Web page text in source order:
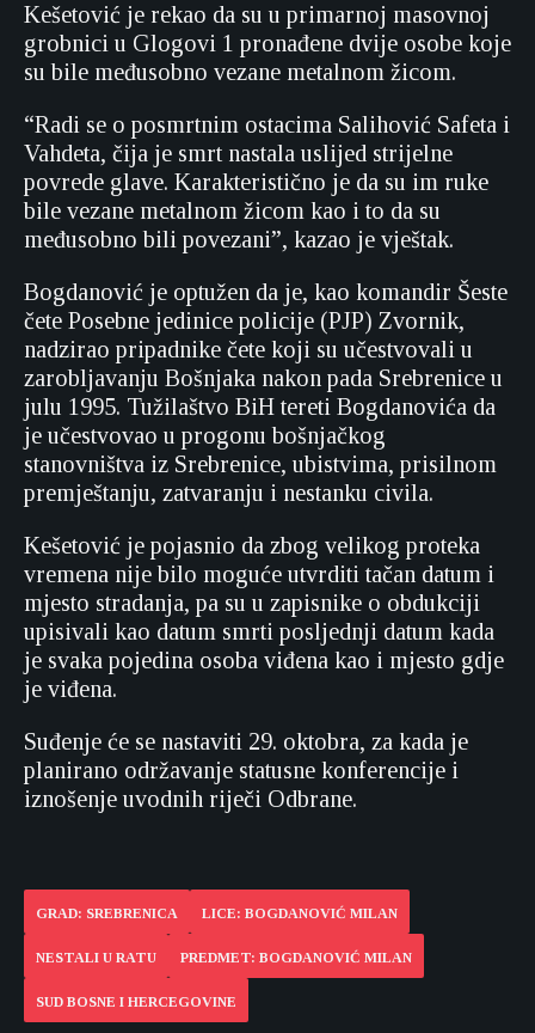
Kešetović je rekao da su u primarnoj masovnoj
grobnici u Glogovi 1 pronađene dvije osobe koje
su bile međusobno vezane metalnom žicom.
“Radi se o posmrtnim ostacima Salihović Safeta i
Vahdeta, čija je smrt nastala uslijed strijelne
povrede glave. Karakteristično je da su im ruke
bile vezane metalnom žicom kao i to da su
međusobno bili povezani”, kazao je vještak.
Bogdanović je optužen da je, kao komandir Šeste
čete Posebne jedinice policije (PJP) Zvornik,
nadzirao pripadnike čete koji su učestvovali u
zarobljavanju Bošnjaka nakon pada Srebrenice u
julu 1995. Tužilaštvo BiH tereti Bogdanovića da
je učestvovao u progonu bošnjačkog
stanovništva iz Srebrenice, ubistvima, prisilnom
premještanju, zatvaranju i nestanku civila.
Kešetović je pojasnio da zbog velikog proteka
vremena nije bilo moguće utvrditi tačan datum i
mjesto stradanja, pa su u zapisnike o obdukciji
upisivali kao datum smrti posljednji datum kada
je svaka pojedina osoba viđena kao i mjesto gdje
je viđena.
Suđenje će se nastaviti 29. oktobra, za kada je
planirano održavanje statusne konferencije i
iznošenje uvodnih riječi Odbrane.
GRAD: SREBRENICA LICE: BOGDANOVIĆ MILAN
NESTALI U RATU PREDMET: BOGDANOVIĆ MILAN
SUD BOSNE I HERCEGOVINE